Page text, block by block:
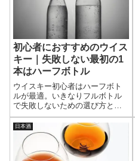
初心者におすすめのウイス
キー｜失敗しない最初の1
本はハーフボトル
ウイスキー初心者はハーフボト
ルが最適。いきなりフルボトル
で失敗しないための選び方と、
甘くて飲みやすいおすすめ銘柄
を厳選して紹介。最初の1本で迷
わない。
日本酒